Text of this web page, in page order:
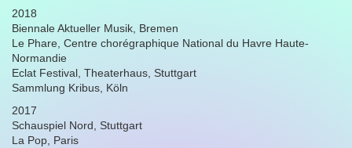
2018
Biennale Aktueller Musik, Bremen
Le Phare, Centre chorégraphique National du Havre Haute-
Normandie
Eclat Festival, Theaterhaus, Stuttgart
Sammlung Kribus, Köln
2017
Schauspiel Nord, Stuttgart
La Pop, Paris